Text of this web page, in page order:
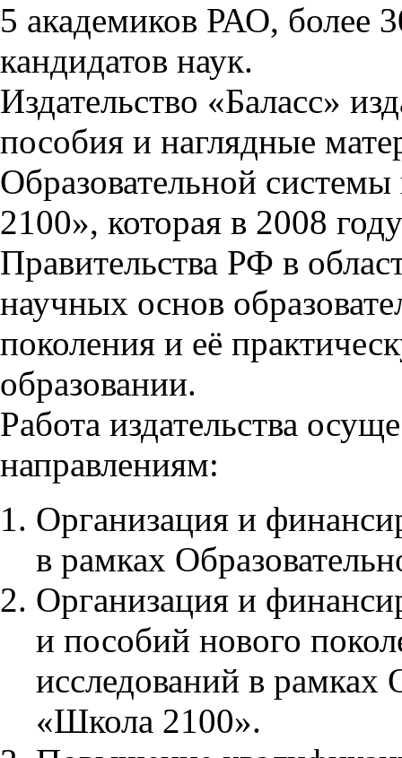
5 академиков РАО, более
кандидатов наук.
Издательство «Баласс»
пособия и наглядные
Образовательной
2100», которая в 2008
Правительства РФ в
научных основ
поколения и её
образовании.
Работа издательства
направлениям:
Организация и
в рамках
Организация и
и пособий нового
исследований в рамках
«Школа 2100».